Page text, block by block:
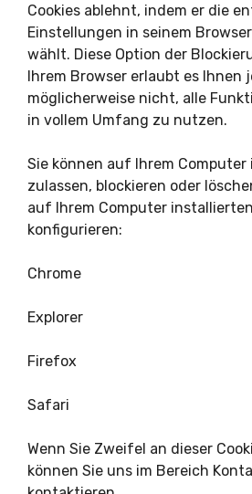
Cookies ablehnt, indem er die
Einstellungen in seinem
wählt. Diese Option der
Ihrem Browser erlaubt es Ihnen
möglicherweise nicht, alle
in vollem Umfang zu nutzen.
Sie können auf Ihrem
zulassen, blockieren oder
auf Ihrem Computer
konfigurieren:
Chrome
Explorer
Firefox
Safari
Wenn Sie Zweifel an dieser
können Sie uns im Bereich